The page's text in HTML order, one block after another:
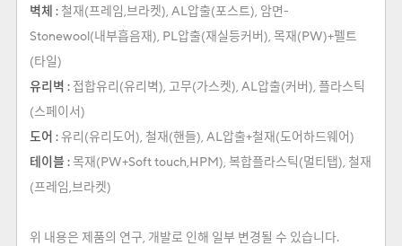
벽체 : 철재(프레임,브라켓), AL압출(포스트), 암면-
Stonewool(내부흡음재), PL압출(재실등커버), 목재(PW)+펠트
(타일)
유리벽 : 접합유리(유리벽), 고무(가스켓), AL압출(커버), 플라스틱
(스페이서)
도어 :유리(유리도어), 철재(핸들), AL압출+철재(도어하드웨어)
테이블 :목재(PW+Soft touch,HPM), 복합플라스틱(멀티탭), 철재
(프레임,브라켓)
위 내용은 제품의 연구, 개발로 인해 일부 변경될 수 있습니다.